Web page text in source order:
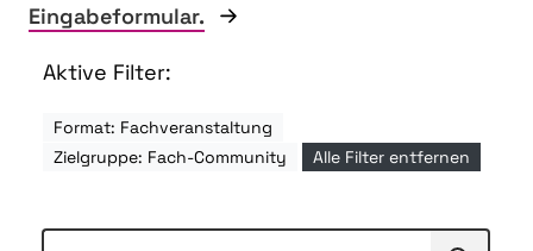
Eingabeformular.
Aktive Filter:
Format: Fachveranstaltung
Zielgruppe: Fach-Community
Alle Filter entfernen